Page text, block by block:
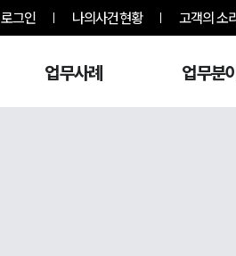
로그인 나의사건현황 고객의 소리
업무사례 업무분